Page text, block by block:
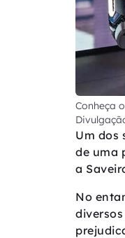
Conheça
Um dos
de uma
a
No